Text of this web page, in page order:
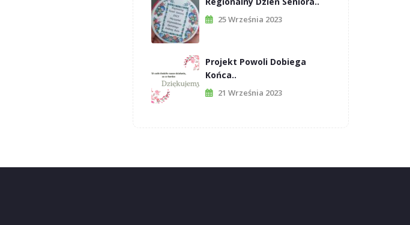
25 Września 2023
Projekt Powoli Dobiega
Końca..
21 Września 2023